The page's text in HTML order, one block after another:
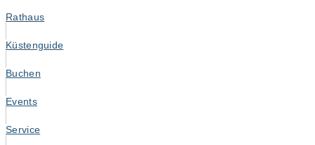
Rathaus
Küstenguide
Buchen
Events
Service